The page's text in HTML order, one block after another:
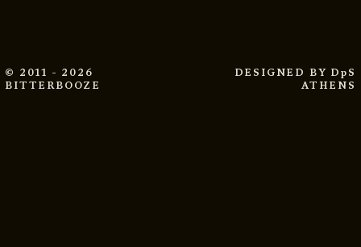
© 2011 - 2026
BITTERBOOZE
DESIGNED BY DpS
ATHENS